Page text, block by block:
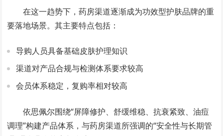
在这一趋势下，药房渠道逐渐成为功效型护肤品牌的重
要落地场景。其主要特点包括：
导购人员具备基础皮肤护理知识
渠道对产品合规与检测体系要求较高
会员体系稳定，复购率相对较高
依思佩尔围绕“屏障修护、舒缓维稳、抗衰紧致、油痘
调理”构建产品体系，与药房渠道所强调的“安全性与长期管